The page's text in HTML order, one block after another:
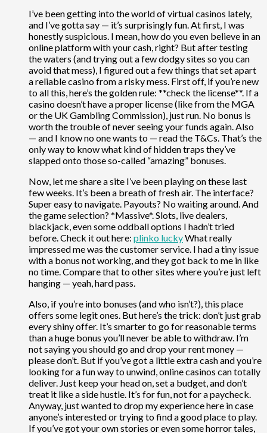
I’ve been getting into the world of virtual casinos lately,
and I’ve gotta say — it’s surprisingly fun. At first, I was
honestly suspicious. I mean, how do you even believe in an
online platform with your cash, right? But after testing
the waters (and trying out a few dodgy sites so you can
avoid that mess), I figured out a few things that set apart
a reliable casino from a risky mess. First off, if you’re new
to all this, here’s the golden rule: **check the license**. If a
casino doesn’t have a proper license (like from the MGA
or the UK Gambling Commission), just run. No bonus is
worth the trouble of never seeing your funds again. Also
— and I know no one wants to — read the T&Cs. That’s the
only way to know what kind of hidden traps they’ve
slapped onto those so-called “amazing” bonuses.
Now, let me share a site I’ve been playing on these last
few weeks. It’s been a breath of fresh air. The interface?
Super easy to navigate. Payouts? No waiting around. And
the game selection? *Massive*. Slots, live dealers,
blackjack, even some oddball options I hadn’t tried
before. Check it out here: plinko luckyWhat really
impressed me was the customer service. I had a tiny issue
with a bonus not working, and they got back to me in like
no time. Compare that to other sites where you’re just left
hanging — yeah, hard pass.
Also, if you’re into bonuses (and who isn’t?), this place
offers some legit ones. But here’s the trick: don’t just grab
every shiny offer. It’s smarter to go for reasonable terms
than a huge bonus you’ll never be able to withdraw. I’m
not saying you should go and drop your rent money —
please don’t. But if you’ve got a little extra cash and you’re
looking for a fun way to unwind, online casinos can totally
deliver. Just keep your head on, set a budget, and don’t
treat it like a side hustle. It’s for fun, not for a paycheck.
Anyway, just wanted to drop my experience here in case
anyone’s interested or trying to find a good place to play.
If you’ve got your own stories or even some horror tales,